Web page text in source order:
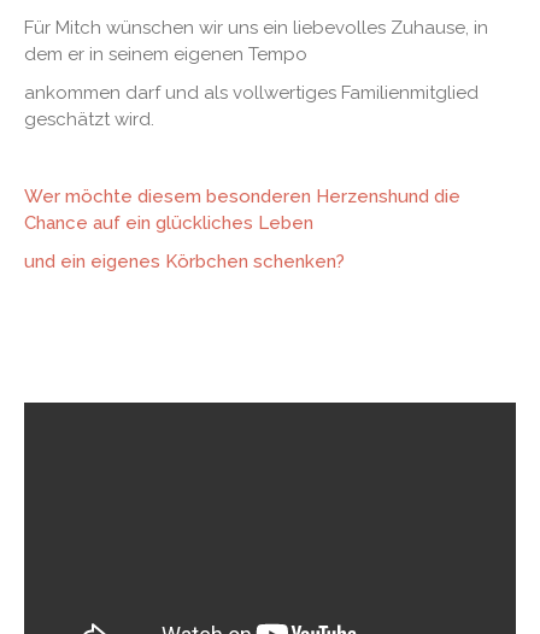
Für Mitch wünschen wir uns ein liebevolles Zuhause, in
dem er in seinem eigenen Tempo
ankommen darf und als vollwertiges Familienmitglied
geschätzt wird.
Wer möchte diesem besonderen Herzenshund die
Chance auf ein glückliches Leben
und ein eigenes Körbchen schenken?